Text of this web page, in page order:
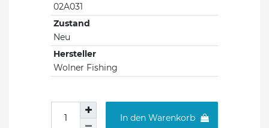
02A031
Zustand
Neu
Hersteller
Wolner Fishing
In den Warenkorb